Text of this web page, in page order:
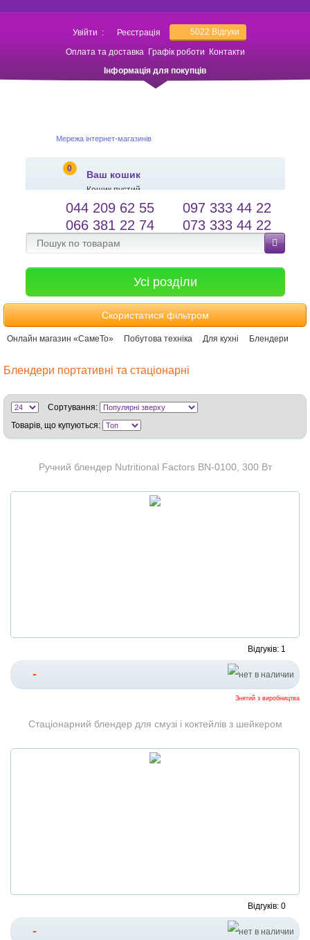
Увійти : Реєстрація 5022 Відгуки
Оплата та доставка Графік роботи
Контакти
Інформація для покупців
Мережа інтернет-магазинів
0
Ваш кошик
Кошик пустий
salessameto@gmail.com
Зворотній зв'язок
Мова сайту
044 209 62 55
097 333 44 22
066 381 22 74
073 333 44 22
Усі розділи
Скористатися фільтром
Онлайн магазин «СамеТо» Побутова техніка Для кухні Блендери
Блендери портативні та стаціонарні
Сортування:
Товарів, що купуються:
Ручний блендер Nutritional Factors BN-0100, 300 Вт
Відгуків: 1
-
Знятий з виробництва
Стаціонарний блендер для смузі і коктейлів з шейкером
Відгуків: 0
-